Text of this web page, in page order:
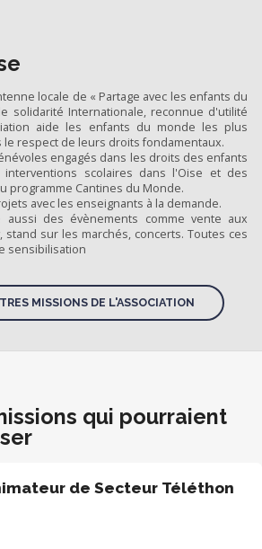
locale de « Partage avec les enfants du
solidarité Internationale, reconnue d'utilité
aide les enfants du monde les plus
le respect de leurs droits fondamentaux.
engagés dans les droits des enfants
scolaires dans l'Oise et des
programme Cantines du Monde.
avec les enseignants à la demande.
aussi des évènements comme vente aux
stand sur les marchés, concerts. Toutes ces
sensibilisation
MISSIONS DE L'ASSOCIATION
qui pourraient
de Secteur Téléthon